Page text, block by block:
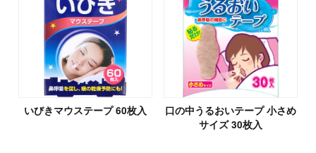
いびきマウステープ 60枚入
口の中うるおいテープ 小さめ
サイズ 30枚入